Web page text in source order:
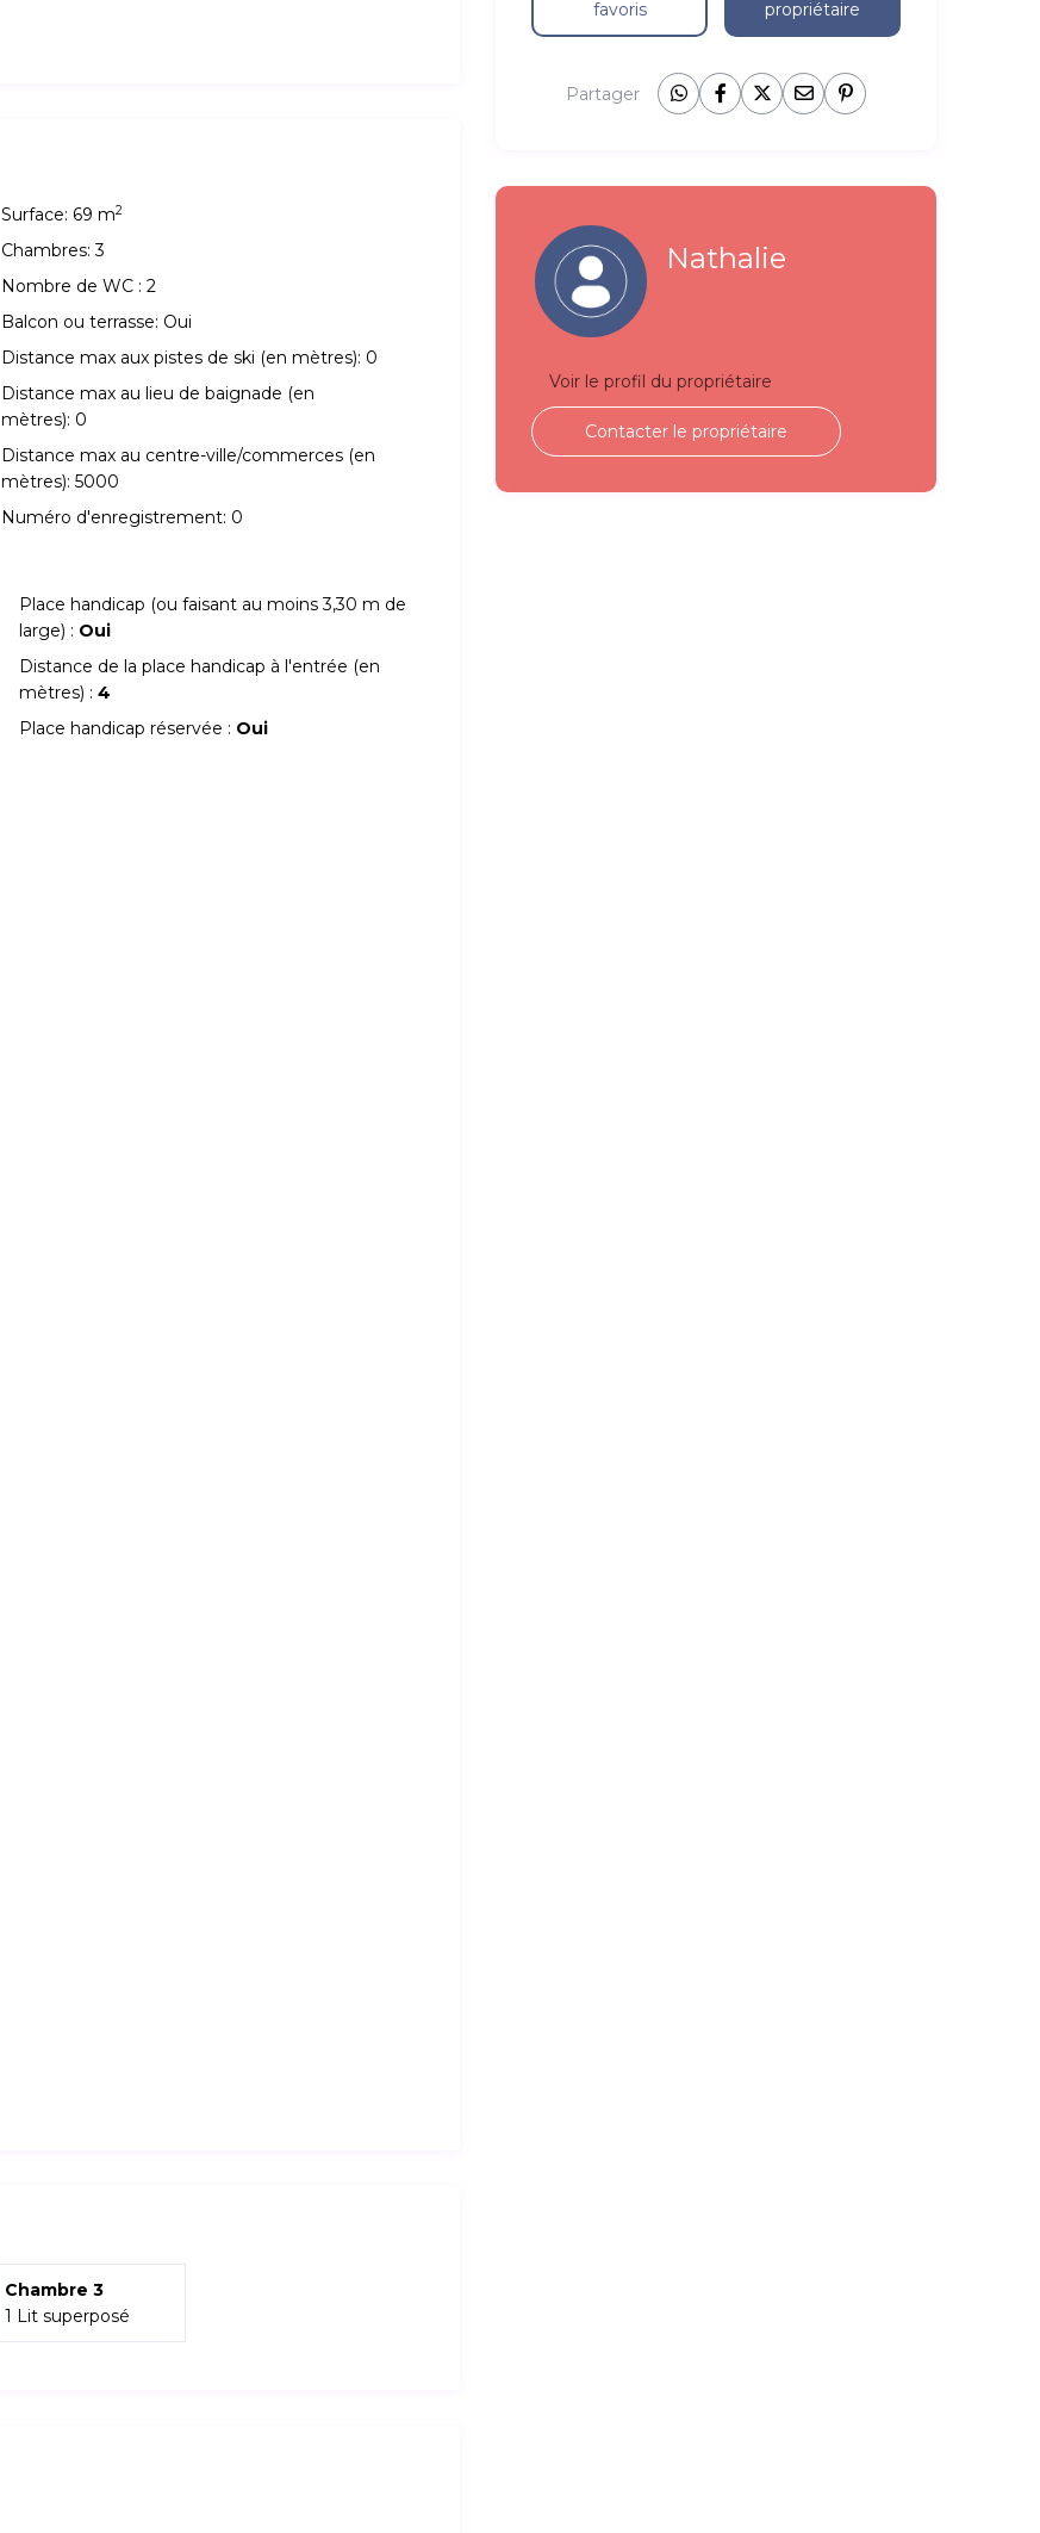
Surface: 69 m2
Chambres: 3
Nombre de WC : 2
Balcon ou terrasse: Oui
Distance max aux pistes de ski (en mètres): 0
Distance max au lieu de baignade (en
mètres): 0
Distance max au centre-ville/commerces (en
mètres): 5000
Numéro d'enregistrement: 0
Place handicap (ou faisant au moins 3,30 m de
large) : Oui
Distance de la place handicap à l'entrée (en
mètres) : 4
Place handicap réservée : Oui
Chambre 3
1 Lit superposé
favoris
propriétaire
Partager
Nathalie
Voir le profil du propriétaire
Contacter le propriétaire